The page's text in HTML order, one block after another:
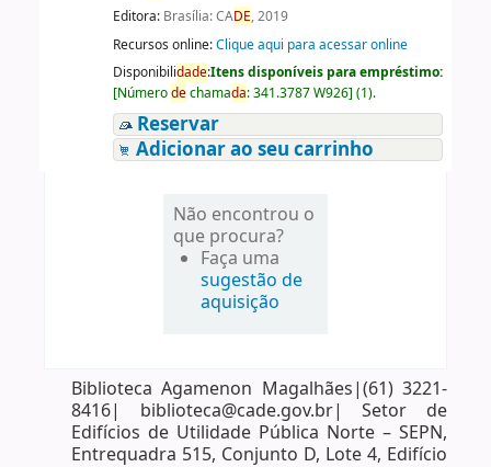
Editora: Brasília: CADE, 2019
Recursos online:Clique aqui para acessar online
Disponibilidade:Itens disponíveis para empréstimo:
[Númerodechamada:341.3787 W926] (1).
Reservar
Adicionar ao seu carrinho
Não encontrou o
que procura?
Faça uma
sugestão de
aquisição
Biblioteca Agamenon Magalhães|(61) 3221-
8416| biblioteca@cade.gov.br| Setor de
Edifícios de Utilidade Pública Norte – SEPN,
Entrequadra 515, Conjunto D, Lote 4, Edifício